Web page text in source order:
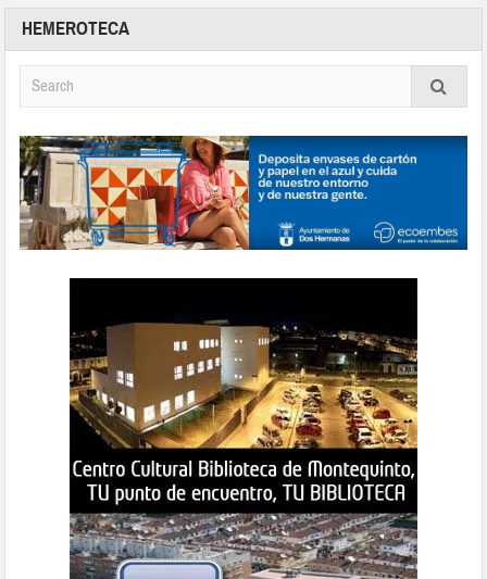
HEMEROTECA